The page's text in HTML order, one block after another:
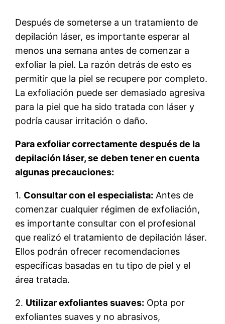
Después de someterse a un tratamiento de
depilación láser, es importante esperar al
menos una semana antes de comenzar a
exfoliar la piel. La razón detrás de esto es
permitir que la piel se recupere por completo.
La exfoliación puede ser demasiado agresiva
para la piel que ha sido tratada con láser y
podría causar irritación o daño.
Para exfoliar correctamente después de la
depilación láser, se deben tener en cuenta
algunas precauciones:
1. Consultar con el especialista: Antes de
comenzar cualquier régimen de exfoliación,
es importante consultar con el profesional
que realizó el tratamiento de depilación láser.
Ellos podrán ofrecer recomendaciones
específicas basadas en tu tipo de piel y el
área tratada.
2. Utilizar exfoliantes suaves: Opta por
exfoliantes suaves y no abrasivos,